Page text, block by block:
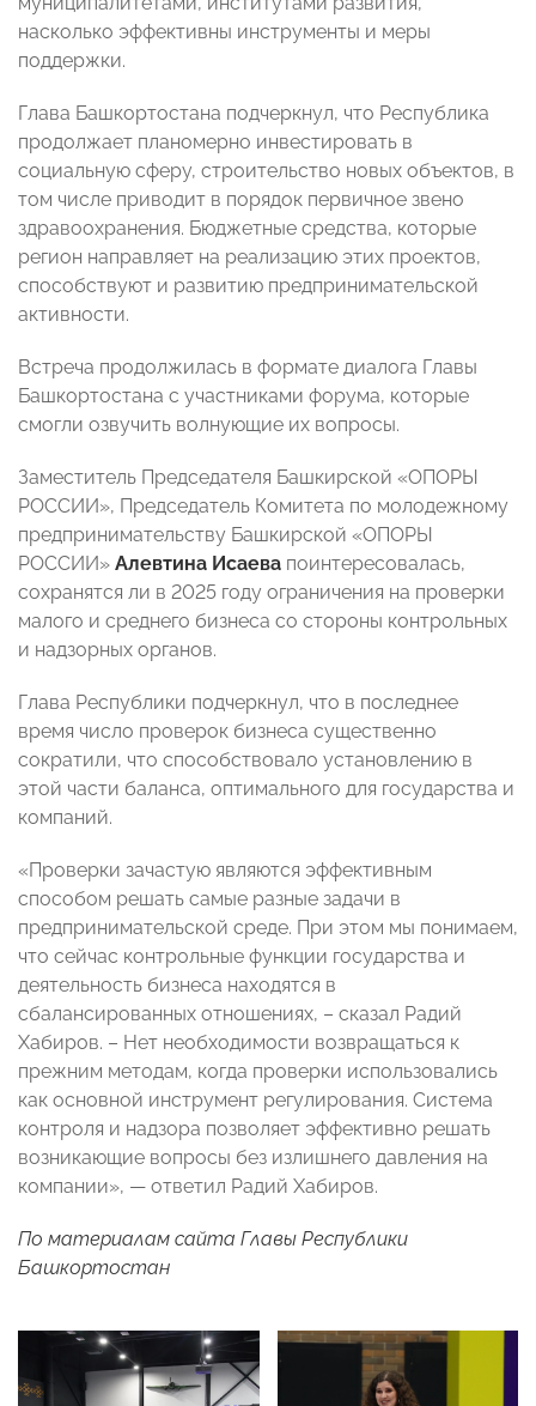
насколько эффективны инструменты и меры
поддержки.
Глава Башкортостана подчеркнул, что Республика
продолжает планомерно инвестировать в
социальную сферу, строительство новых объектов, в
том числе приводит в порядок первичное звено
здравоохранения. Бюджетные средства, которые
регион направляет на реализацию этих проектов,
способствуют и развитию предпринимательской
активности.
Встреча продолжилась в формате диалога Главы
Башкортостана с участниками форума, которые
смогли озвучить волнующие их вопросы.
Заместитель Председателя Башкирской «ОПОРЫ
РОССИИ», Председатель Комитета по молодежному
предпринимательству Башкирской «ОПОРЫ
РОССИИ» Алевтина Исаева поинтересовалась,
сохранятся ли в 2025 году ограничения на проверки
малого и среднего бизнеса со стороны контрольных
и надзорных органов.
Глава Республики подчеркнул, что в последнее
время число проверок бизнеса существенно
сократили, что способствовало установлению в
этой части баланса, оптимального для государства и
компаний.
«Проверки зачастую являются эффективным
способом решать самые разные задачи в
предпринимательской среде. При этом мы понимаем,
что сейчас контрольные функции государства и
деятельность бизнеса находятся в
сбалансированных отношениях, – сказал Радий
Хабиров. – Нет необходимости возвращаться к
прежним методам, когда проверки использовались
как основной инструмент регулирования. Система
контроля и надзора позволяет эффективно решать
возникающие вопросы без излишнего давления на
компании», — ответил Радий Хабиров.
По материалам сайта Главы Республики
Башкортостан